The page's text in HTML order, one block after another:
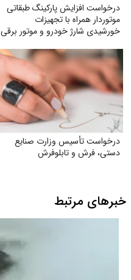
درخواست افزایش پارکینگ طبقاتی
موتوردار همراه با تجهیزات
خورشیدی شارژ خودرو و موتور برقی
درخواست تأسیس وزارت صنایع
دستی، فرش و تابلوفرش
خبرهای مرتبط